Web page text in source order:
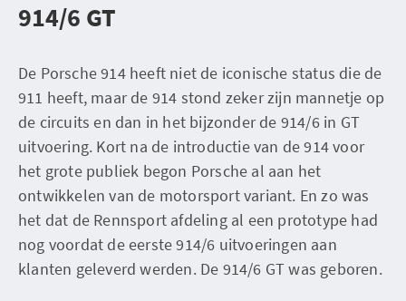
914/6 GT
De Porsche 914 heeft niet de iconische status die de
911 heeft, maar de 914 stond zeker zijn mannetje op
de circuits en dan in het bijzonder de 914/6 in GT
uitvoering. Kort na de introductie van de 914 voor
het grote publiek begon Porsche al aan het
ontwikkelen van de motorsport variant. En zo was
het dat de Rennsport afdeling al een prototype had
nog voordat de eerste 914/6 uitvoeringen aan
klanten geleverd werden. De 914/6 GT was geboren.